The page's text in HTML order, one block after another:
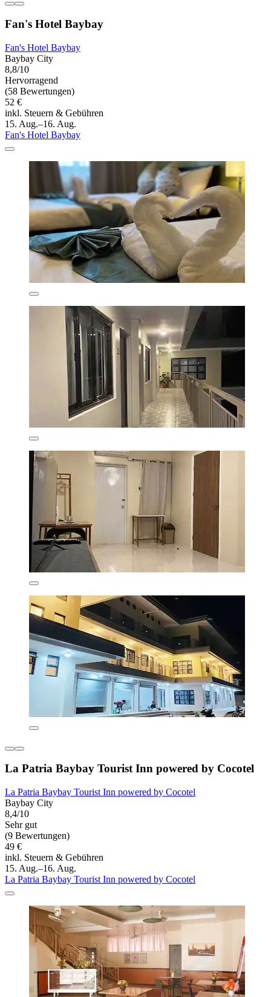
Fan's Hotel Baybay
Fan's Hotel Baybay
Baybay City
8,8/10
Hervorragend
(58 Bewertungen)
52 €
inkl. Steuern & Gebühren
15. Aug.–16. Aug.
Fan's Hotel Baybay
La Patria Baybay Tourist Inn powered by Cocotel
La Patria Baybay Tourist Inn powered by Cocotel
Baybay City
8,4/10
Sehr gut
(9 Bewertungen)
49 €
inkl. Steuern & Gebühren
15. Aug.–16. Aug.
La Patria Baybay Tourist Inn powered by Cocotel